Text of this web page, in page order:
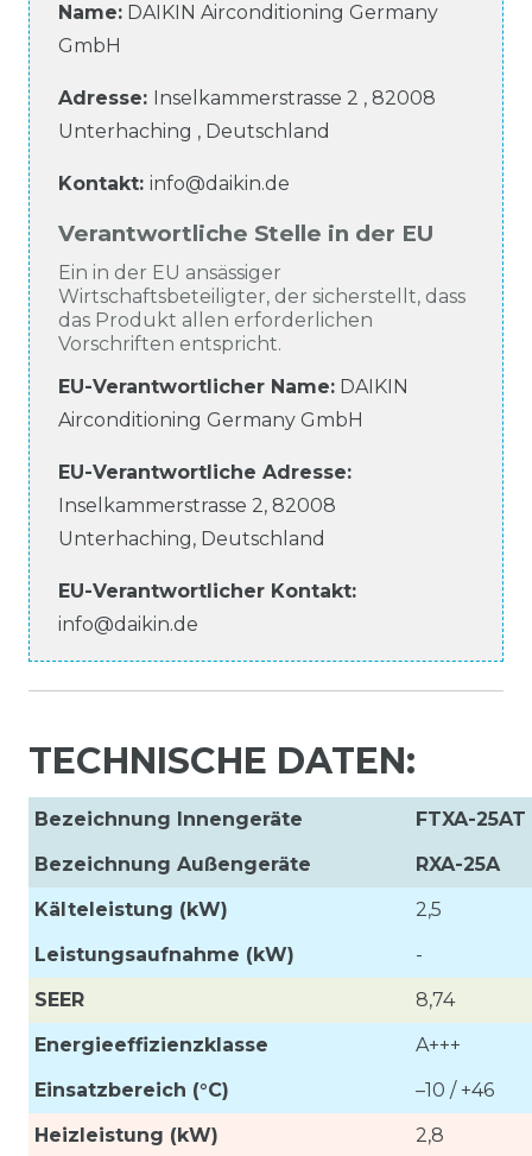
Name: DAIKIN Airconditioning Germany
GmbH
Adresse: Inselkammerstrasse 2 , 82008
Unterhaching , Deutschland
Kontakt: info@daikin.de
Verantwortliche Stelle in der EU
Ein in der EU ansässiger
Wirtschaftsbeteiligter, der sicherstellt, dass
das Produkt allen erforderlichen
Vorschriften entspricht.
EU-Verantwortlicher Name: DAIKIN
Airconditioning Germany GmbH
EU-Verantwortliche Adresse:
Inselkammerstrasse 2, 82008
Unterhaching, Deutschland
EU-Verantwortlicher Kontakt:
info@daikin.de
TECHNISCHE DATEN:
Bezeichnung Innengeräte
FTXA-25AT
Bezeichnung Außengeräte
RXA-25A
Kälteleistung (kW)
2,5
Leistungsaufnahme (kW)
-
SEER
8,74
Energieeffizienzklasse
A+++
Einsatzbereich (°C)
–10 / +46
Heizleistung (kW)
2,8